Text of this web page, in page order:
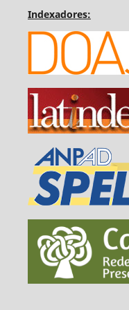
Indexadores: